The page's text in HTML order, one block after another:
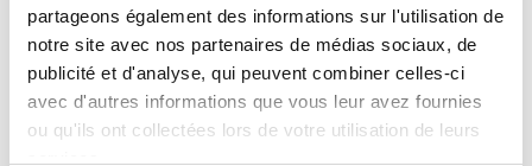
partageons également des informations sur l'utilisation de
notre site avec nos partenaires de médias sociaux, de
publicité et d'analyse, qui peuvent combiner celles-ci
avec d'autres informations que vous leur avez fournies
ou qu'ils ont collectées lors de votre utilisation de leurs
PRÉSENTATION
SUIVI DU NIVEAU DE LA NAPPE
SUIVI DE LA QUALITÉ DES EAUX SOUTERRAINES